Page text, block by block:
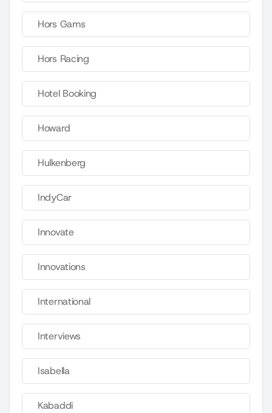
Hors Gams
Hors Racing
Hotel Booking
Howard
Hulkenberg
IndyCar
Innovate
Innovations
International
Interviews
Isabella
Kabaddi